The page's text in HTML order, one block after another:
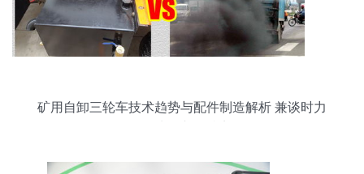
矿用自卸三轮车技术趋势与配件制造解析 兼谈时力